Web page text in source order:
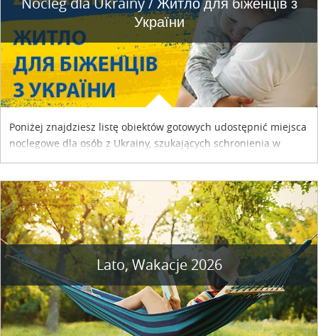
України
Poniżej znajdziesz listę obiektów gotowych udostępnić miejsca
noclegowe dla osób z Ukrainy, szukających schronienia w
Lato, Wakacje 2026